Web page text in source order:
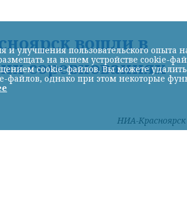
вошли в
соревнованиях
НИА-Красноярск
улучшения пользовательского опыта
на вашем устройстве cookie-
cookie-файлов. Вы можете
файлов, однако при этом некоторые